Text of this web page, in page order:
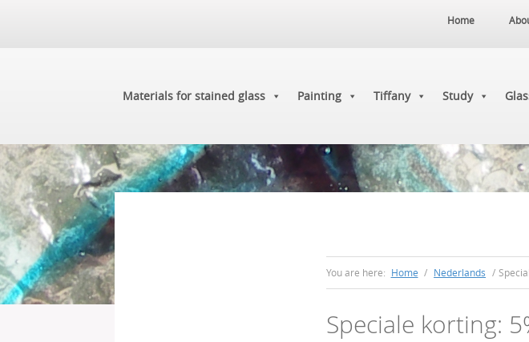
Home
Materials for stained glass Painting Tiffany Study
You are here: Home / Nederlands /
Speciale korting: